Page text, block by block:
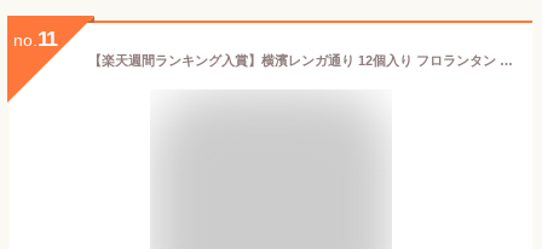
no. 11
【楽天週間ランキング入賞】横濱レンガ通り 12個入り フロランタン ウィッシュボン【横浜 お土産】｜お菓子 横浜 土産 アーモンドクッキー 洋菓子 神奈川 お土産 おみやげ 手土産 お菓子 帰省土産 お取り寄せ 贈り物 ギフト お取り寄せグルメ